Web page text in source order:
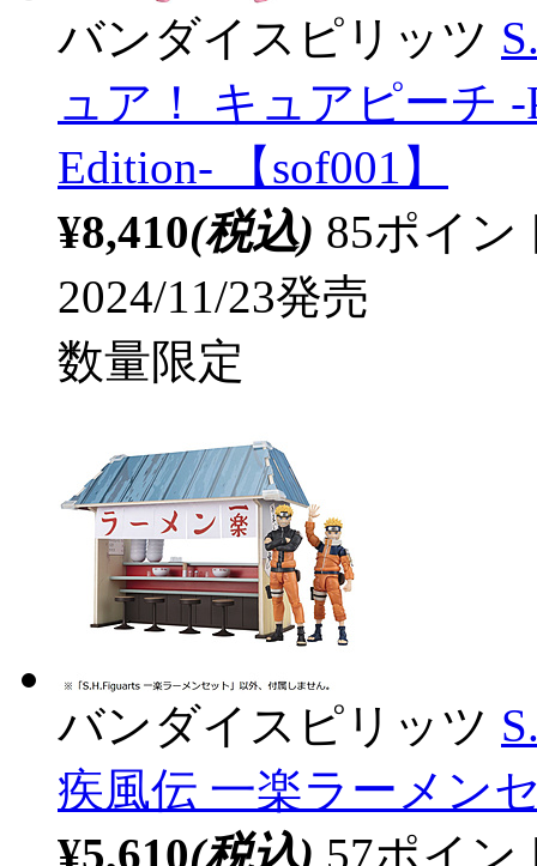
バンダイスピリッツ
ュア！ キュアピーチ -
Edition- 【sof001】
¥8,410(税込) 85ポイ
2024/11/23発売
数量限定
バンダイスピリッツ
疾風伝 一楽ラーメン
¥5,610(税込) 57ポイ